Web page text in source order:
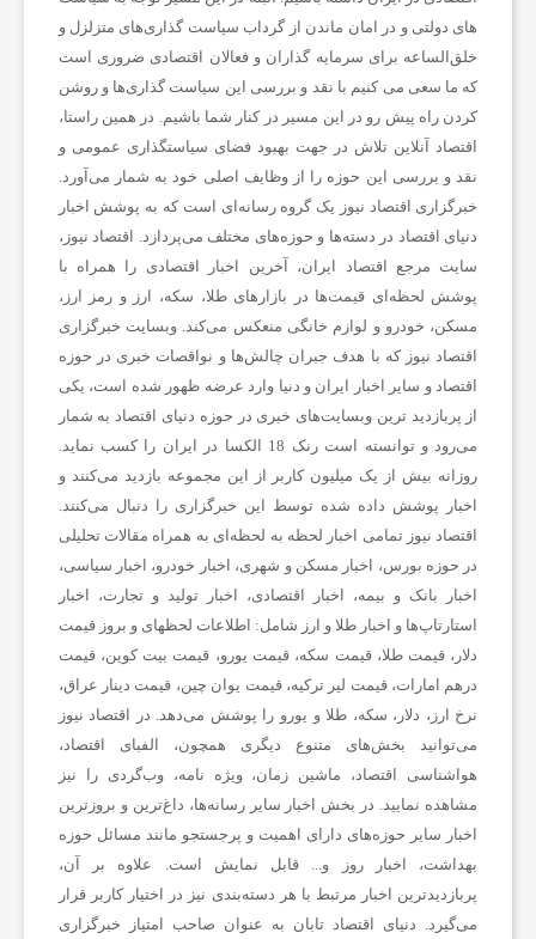
های دولتی و در امان ماندن از گرداب سیاست گذاری‌های متزلزل و
خلق‌الساعه برای سرمایه گذاران و فعالان اقتصادی ضروری است
که ما سعی می کنیم با نقد و بررسی این سیاست گذاری‌ها و روشن
کردن راه پیش رو در این مسیر در کنار شما باشیم. در همین راستا،
اقتصاد آنلاین تلاش در جهت بهبود فضای سیاستگذاری عمومی و
نقد و بررسی این حوزه را از وظایف اصلی خود به شمار می‌آورد.
خبرگزاری اقتصاد نیوز یک گروه رسانه‌ای است که به پوشش اخبار
دنیای اقتصاد در دسته‌ها و حوزه‌های مختلف می‌پردازد. اقتصاد نیوز،
سایت مرجع اقتصاد ایران، آخرین اخبار اقتصادی را همراه با
پوشش لحظه‌ای قیمت‌ها در بازارهای طلا، سکه، ارز و رمز ارز،
مسکن، خودرو و لوازم خانگی منعکس می‌کند. وبسایت خبرگزاری
اقتصاد نیوز که با هدف جبران چالش‌ها و نواقصات خبری در حوزه
اقتصاد و سایر اخبار ایران و دنیا وارد عرضه ظهور شده است، یکی
از پربازدید ترین وبسایت‌های خبری در حوزه دنیای اقتصاد به شمار
می‌رود و توانسته است رنک 18 الکسا در ایران را کسب نماید.
روزانه بیش از یک میلیون کاربر از این مجموعه بازدید می‌کنند و
اخبار پوشش داده شده توسط این خبرگزاری را دنبال می‌کنند.
اقتصاد نیوز تمامی اخبار لحظه به لحظه‌ای به همراه مقالات تحلیلی
در حوزه بورس، اخبار مسکن و شهری، اخبار خودرو، اخبار سیاسی،
اخبار بانک و بیمه، اخبار اقتصادی، اخبار تولید و تجارت، اخبار
استارتاپ‌ها و اخبار طلا و ارز شامل: اطلاعات لحظهای و بروز قیمت
دلار، قیمت طلا، قیمت سکه، قیمت یورو، قیمت بیت کوین، قیمت
درهم امارات، قیمت لیر ترکیه، قیمت یوان چین، قیمت دینار عراق،
نرخ ارز، دلار، سکه، طلا و یورو را پوشش می‌دهد. در اقتصاد نیوز
می‌توانید بخش‌های متنوع دیگری همچون، الفبای اقتصاد،
هواشناسی اقتصاد، ماشین زمان، ویژه نامه، وب‌گردی را نیز
مشاهده نمایید. در بخش اخبار سایر رسانه‌ها، داغ‌ترین و بروزترین
اخبار سایر حوزه‌های دارای اهمیت و پرجستجو مانند مسائل حوزه
بهداشت، اخبار روز و... قابل نمایش است. علاوه بر آن،
پربازدیدترین اخبار مرتبط با هر دسته‌بندی نیز در اختیار کاربر قرار
می‌گیرد. دنیای اقتصاد تابان به عنوان صاحب امتیاز خبرگزاری